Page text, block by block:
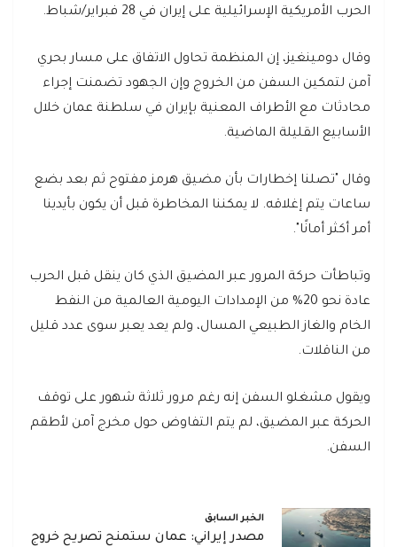
الحرب الأمريكية الإسرائيلية على إيران في 28 فبراير/شباط.
وقال دومينغيز، إن المنظمة تحاول الاتفاق على مسار بحري
آمن لتمكين السفن من الخروج وإن الجهود تضمنت إجراء
محادثات مع الأطراف المعنية بإيران في سلطنة عمان خلال
الأسابيع القليلة الماضية.
وقال "تصلنا إخطارات بأن مضيق هرمز مفتوح ثم بعد بضع
ساعات يتم إغلاقه. لا يمكننا المخاطرة قبل أن يكون بأيدينا
أمر أكثر أمانًا".
وتباطأت حركة المرور عبر المضيق الذي كان ينقل قبل الحرب
عادة نحو 20% من الإمدادات اليومية العالمية من النفط
الخام والغاز الطبيعي المسال، ولم يعد يعبر سوى عدد قليل
من الناقلات.
ويقول مشغلو السفن إنه رغم مرور ثلاثة شهور على توقف
الحركة عبر المضيق، لم يتم التفاوض حول مخرج آمن لأطقم
السفن.
الخبر السابق
مصدر إيراني: عمان ستمنح تصريح خروج